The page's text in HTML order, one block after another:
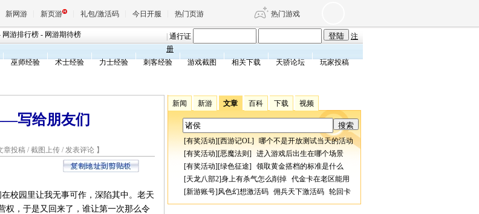
新网游 新页游 礼包/激活码 今日开服 热门页游 热门游戏
天堂 剑网3旗舰版 新天龙八部
王权与自由 诛仙世界 仙剑世界
网游排行榜 - 网游期待榜 通行证
注
册
巫师经验 术士经验 力士经验 刺客经验 游戏截图 相关下载 天骄论坛
玩家投稿
写给朋友们
章投稿 / 截图上传 / 发表评论 】
园里让我无事可作，深陷其中。老天
权，于是又回来了，谁让第一次那么令
新闻 新游 文章 百科 下载 视频
[有奖活动][西游记OL] 哪个不是开放测试当天的活动
[有奖活动][恶魔法则 ] 进入游戏后出生在哪个场景
[有奖活动][绿色征途] 领取黄金搭档的标准是什么
[天龙八部2]身上有杀气怎么削掉 代金卡在老区能用
[新游账号]风色幻想激活码 佣兵天下激活码 轮回卡